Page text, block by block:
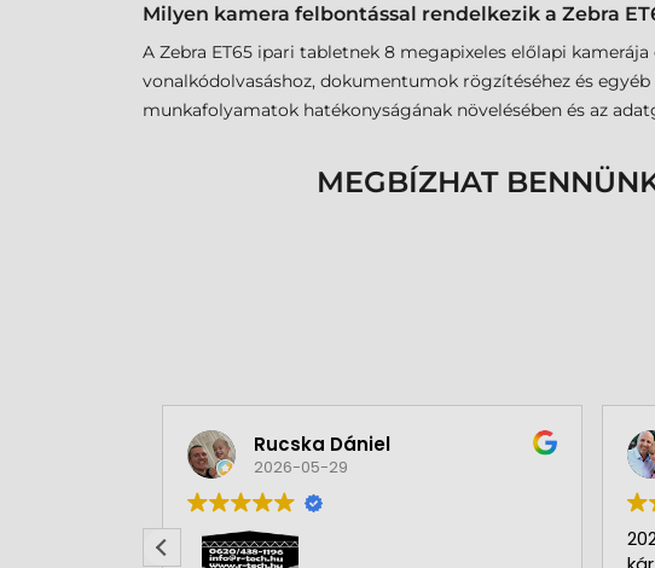
Milyen kamera felbontással rendelkezik a Zebra
A Zebra ET65 ipari tabletnek 8 megapixeles előlapi
vonalkódolvasáshoz, dokumentumok rögzítéséhez és
munkafolyamatok hatékonyságának növelésében és az
MEGBÍZHAT
Rucska Dániel
2026-05-29